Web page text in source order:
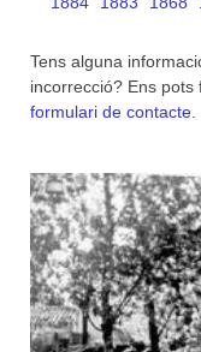
Tens alguna
incorrecció? Ens
formulari de contacte.